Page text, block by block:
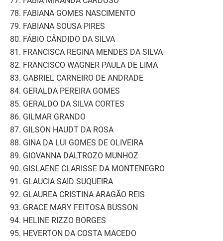
78. FABIANA GOMES NASCIMENTO
79. FABIANA SOUSA PIRES
80. FÁBIO CÂNDIDO DA SILVA
81. FRANCISCA REGINA MENDES DA SILVA
82. FRANCISCO WAGNER PAULA DE LIMA
83. GABRIEL CARNEIRO DE ANDRADE
84. GERALDA PEREIRA GOMES
85. GERALDO DA SILVA CORTES
86. GILMAR GRANDO
87. GILSON HAUDT DA ROSA
88. GINA DA LUI GOMES DE OLIVEIRA
89. GIOVANNA DALTROZO MUNHOZ
90. GISLAENE CLARISSE DA MONTENEGRO
91. GLAUCIA SAID SUQUEIRA
92. GLAUREA CRISTINA ARAGÃO REIS
93. GRACE MARY FEITOSA BUSSON
94. HELINE RIZZO BORGES
95. HEVERTON DA COSTA MACEDO